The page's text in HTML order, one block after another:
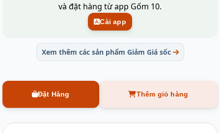
và đặt hàng từ app Gốm 10.
Cài app
Xem thêm các sản phẩm Giảm Giá sốc
Đặt Hàng Thêm giỏ hàng